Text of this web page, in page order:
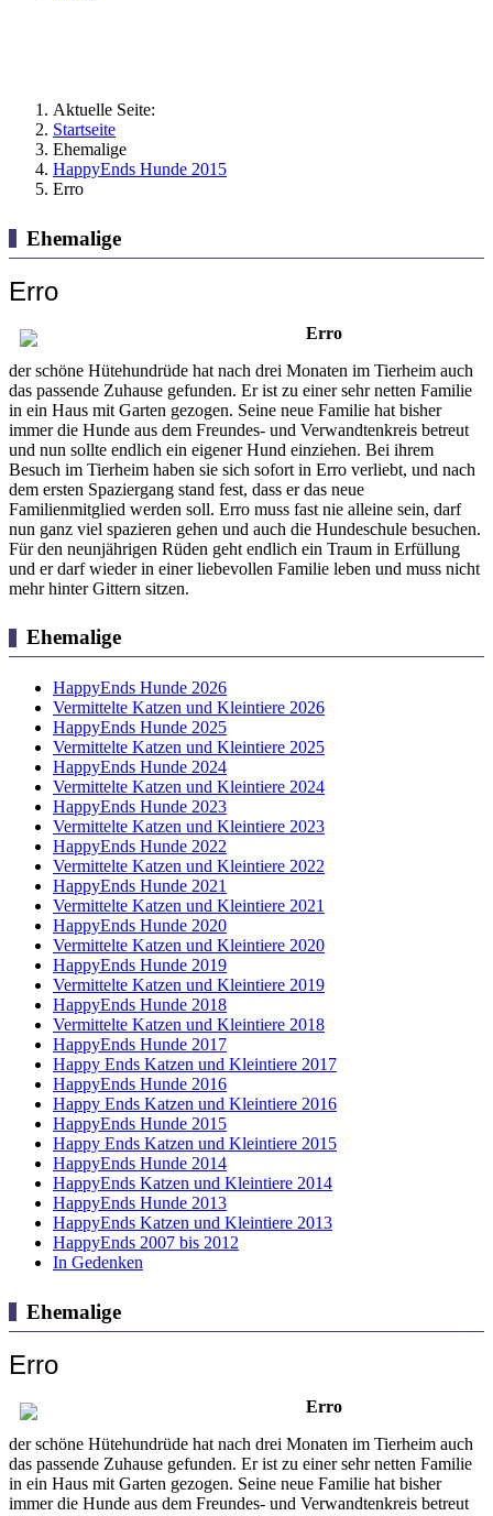
Aktuelle Seite:
Startseite
Ehemalige
HappyEnds Hunde 2015
Erro
Ehemalige
Erro
Erro
der schöne Hütehundrüde hat nach drei Monaten im Tierheim auch
das passende Zuhause gefunden. Er ist zu einer sehr netten Familie
in ein Haus mit Garten gezogen. Seine neue Familie hat bisher
immer die Hunde aus dem Freundes- und Verwandtenkreis betreut
und nun sollte endlich ein eigener Hund einziehen. Bei ihrem
Besuch im Tierheim haben sie sich sofort in Erro verliebt, und nach
dem ersten Spaziergang stand fest, dass er das neue
Familienmitglied werden soll. Erro muss fast nie alleine sein, darf
nun ganz viel spazieren gehen und auch die Hundeschule besuchen.
Für den neunjährigen Rüden geht endlich ein Traum in Erfüllung
und er darf wieder in einer liebevollen Familie leben und muss nicht
mehr hinter Gittern sitzen.
Ehemalige
HappyEnds Hunde 2026
Vermittelte Katzen und Kleintiere 2026
HappyEnds Hunde 2025
Vermittelte Katzen und Kleintiere 2025
HappyEnds Hunde 2024
Vermittelte Katzen und Kleintiere 2024
HappyEnds Hunde 2023
Vermittelte Katzen und Kleintiere 2023
HappyEnds Hunde 2022
Vermittelte Katzen und Kleintiere 2022
HappyEnds Hunde 2021
Vermittelte Katzen und Kleintiere 2021
HappyEnds Hunde 2020
Vermittelte Katzen und Kleintiere 2020
HappyEnds Hunde 2019
Vermittelte Katzen und Kleintiere 2019
HappyEnds Hunde 2018
Vermittelte Katzen und Kleintiere 2018
HappyEnds Hunde 2017
Happy Ends Katzen und Kleintiere 2017
HappyEnds Hunde 2016
Happy Ends Katzen und Kleintiere 2016
HappyEnds Hunde 2015
Happy Ends Katzen und Kleintiere 2015
HappyEnds Hunde 2014
HappyEnds Katzen und Kleintiere 2014
HappyEnds Hunde 2013
HappyEnds Katzen und Kleintiere 2013
HappyEnds 2007 bis 2012
In Gedenken
Ehemalige
Erro
Erro
der schöne Hütehundrüde hat nach drei Monaten im Tierheim auch
das passende Zuhause gefunden. Er ist zu einer sehr netten Familie
in ein Haus mit Garten gezogen. Seine neue Familie hat bisher
immer die Hunde aus dem Freundes- und Verwandtenkreis betreut